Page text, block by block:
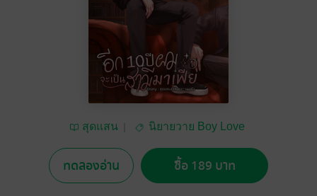
สุดแสน
นิยายวาย Boy Love
ทดลองอ่าน ซื้อ 189 บาท